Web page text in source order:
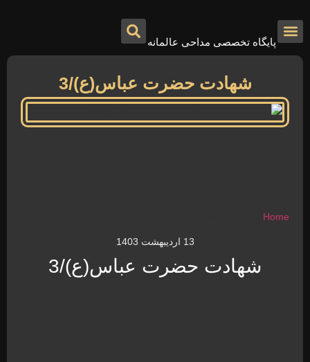
پایگاه تخصصی مداحی عالمانه
شهادت حضرت عباس(ع)/3
Home
13 اردیبهشت 1403
شهادت حضرت عباس(ع)/3